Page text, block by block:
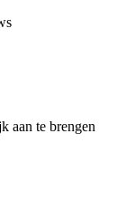
aan te brengen